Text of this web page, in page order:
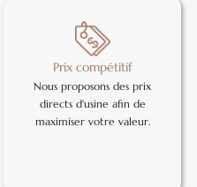
Prix compétitif
Nous proposons des prix
directs d'usine afin de
maximiser votre valeur.